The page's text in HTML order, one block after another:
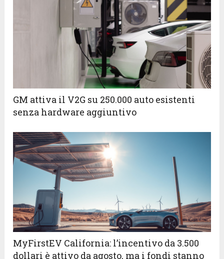
GM attiva il V2G su 250.000 auto esistenti
senza hardware aggiuntivo
MyFirstEV California: l’incentivo da 3.500
dollari è attivo da agosto, ma i fondi stanno